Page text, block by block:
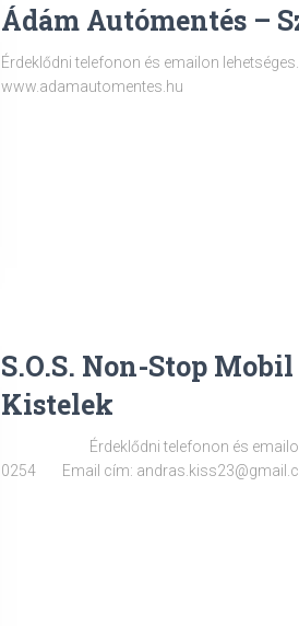
Ádám Autómentés –
Érdeklődni telefonon és emailon
www.adamautomentes.hu
S.O.S. Non-Stop
Kistelek
Érdeklődni telefonon és emailon
0254 Email cím: